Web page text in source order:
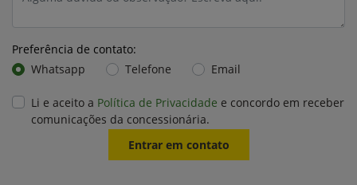
Preferência de contato:
Whatsapp
Telefone Email
Li e aceito a Política de Privacidade e concordo em receber
comunicações da concessionária.
Entrar em contato